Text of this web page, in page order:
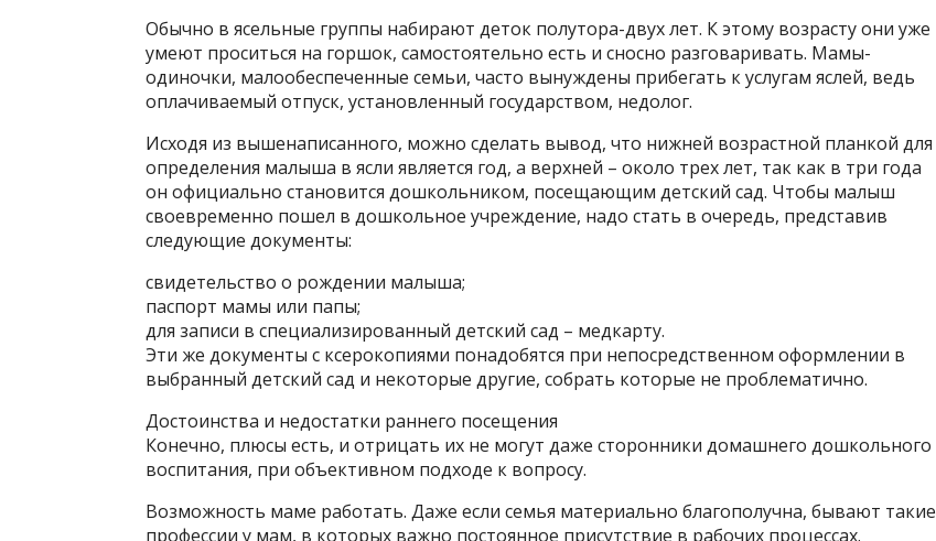
Обычно в ясельные группы набирают деток полутора-двух лет. К этому возрасту они уже
умеют проситься на горшок, самостоятельно есть и сносно разговаривать. Мамы-
одиночки, малообеспеченные семьи, часто вынуждены прибегать к услугам яслей, ведь
оплачиваемый отпуск, установленный государством, недолог.
Исходя из вышенаписанного, можно сделать вывод, что нижней возрастной планкой для
определения малыша в ясли является год, а верхней – около трех лет, так как в три года
он официально становится дошкольником, посещающим детский сад. Чтобы малыш
своевременно пошел в дошкольное учреждение, надо стать в очередь, представив
следующие документы:
свидетельство о рождении малыша;
паспорт мамы или папы;
для записи в специализированный детский сад – медкарту.
Эти же документы с ксерокопиями понадобятся при непосредственном оформлении в
выбранный детский сад и некоторые другие, собрать которые не проблематично.
Достоинства и недостатки раннего посещения
Конечно, плюсы есть, и отрицать их не могут даже сторонники домашнего дошкольного
воспитания, при объективном подходе к вопросу.
Возможность маме работать. Даже если семья материально благополучна, бывают такие
профессии у мам, в которых важно постоянное присутствие в рабочих процессах.